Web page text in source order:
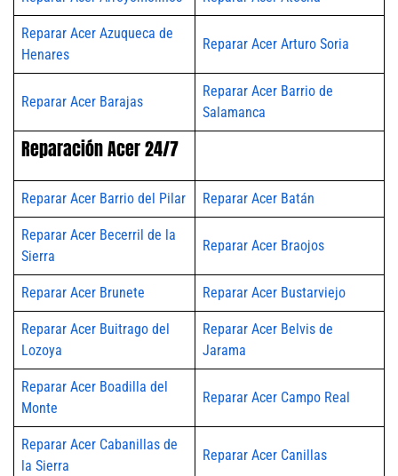
Reparar Acer Azuqueca de
Henares
Reparar Acer Arturo Soria
Reparar Acer Barajas
Reparar Acer Barrio de
Salamanca
Reparación Acer 24/7
Reparar Acer Barrio del Pilar Reparar Acer Batán
Reparar Acer Becerril de la
Sierra
Reparar Acer Braojos
Reparar Acer Brunete Reparar Acer Bustarviejo
Reparar Acer Buitrago del
Lozoya
Reparar Acer Belvis de
Jarama
Reparar Acer Boadilla del
Monte
Reparar Acer Campo Real
Reparar Acer Cabanillas de
la Sierra
Reparar Acer Canillas